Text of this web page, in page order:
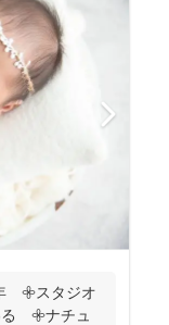
𖧷スタジオ
る 𖧷ナチュ